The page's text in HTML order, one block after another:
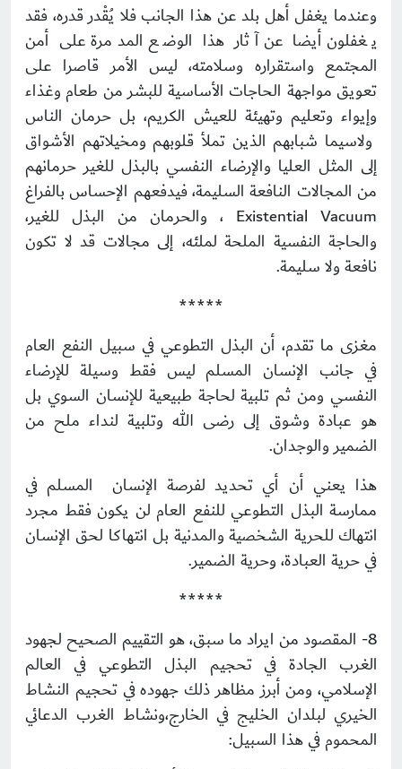
وعندما يغفل أهل بلد عن هذا الجانب فلا يُقْدر قدره، فقد
يغفلون أيضا عن آثار هذا الوضع المدمرة على أمن
المجتمع واستقراره وسلامته، ليس الأمر قاصرا على
تعويق مواجهة الحاجات الأساسية للبشر من طعام وغذاء
وإيواء وتعليم وتهيئة للعيش الكريم، بل حرمان الناس
ولاسيما شبابهم الذين تملأ قلوبهم ومخيلاتهم الأشواق
إلى المثل العليا والإرضاء النفسي بالبذل للغير حرمانهم
من المجالات النافعة السليمة، فيدفعهم الإحساس بالفراغ
Existential Vacuum ، والحرمان من البذل للغير،
والحاجة النفسية الملحة لملئه، إلى مجالات قد لا تكون
نافعة ولا سليمة.
*****
مغزى ما تقدم، أن البذل التطوعي في سبيل النفع العام
في جانب الإنسان المسلم ليس فقط وسيلة للإرضاء
النفسي ومن ثم تلبية لحاجة طبيعية للإنسان السوي بل
هو عبادة وشوق إلى رضى الله وتلبية لنداء ملح من
الضمير والوجدان.
هذا يعني أن أي تحديد لفرصة الإنسان المسلم في
ممارسة البذل التطوعي للنفع العام لن يكون فقط مجرد
انتهاك للحرية الشخصية والمدنية بل انتهاكا لحق الإنسان
في حرية العبادة، وحرية الضمير.
*****
8- المقصود من ايراد ما سبق، هو التقييم الصحيح لجهود
الغرب الجادة في تحجيم البذل التطوعي في العالم
الإسلامي، ومن أبرز مظاهر ذلك جهوده في تحجيم النشاط
الخيري لبلدان الخليج في الخارج،ونشاط الغرب الدعائي
المحموم في هذا السبيل: